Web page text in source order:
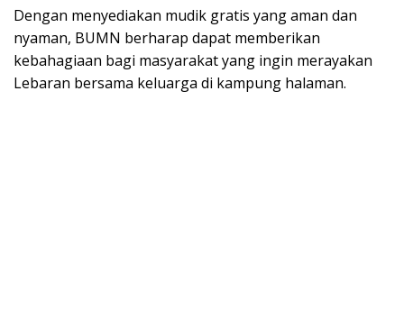
Dengan menyediakan mudik gratis yang aman dan
nyaman, BUMN berharap dapat memberikan
kebahagiaan bagi masyarakat yang ingin merayakan
Lebaran bersama keluarga di kampung halaman.